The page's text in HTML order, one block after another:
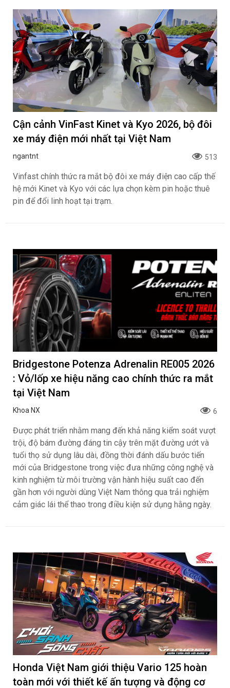
Cận cảnh VinFast Kinet và Kyo 2026, bộ đôi
xe máy điện mới nhất tại Việt Nam
ngantnt 513
Vinfast chính thức ra mắt bộ đôi xe máy điện cao cấp thế
hệ mới Kinet và Kyo với các lựa chọn kèm pin hoặc thuê
pin để đổi linh hoạt tại trạm.
Bridgestone Potenza Adrenalin RE005 2026
: Vỏ/lốp xe hiệu năng cao chính thức ra mắt
tại Việt Nam
Khoa NX 6
Được phát triển nhằm mang đến khả năng kiểm soát vượt
trội, độ bám đường đáng tin cậy trên mặt đường ướt và
tuổi thọ sử dụng lâu dài, đồng thời đánh dấu bước tiến
mới của Bridgestone trong việc đưa những công nghệ và
kinh nghiệm từ môi trường vận hành hiệu suất cao đến
gần hơn với người dùng Việt Nam thông qua trải nghiệm
cảm giác lái thể thao trong điều kiện sử dụng hằng ngày.
Honda Việt Nam giới thiệu Vario 125 hoàn
toàn mới với thiết kế ấn tượng và động cơ